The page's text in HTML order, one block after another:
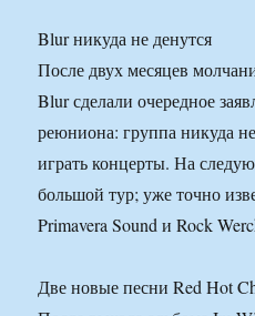
Blur никуда не денутся
После двух месяцев
Blur сделали очередное
реюниона: группа никуда
играть концерты. На
большой тур; уже точно
Primavera Sound и Rock
Две новые песни Red Hot